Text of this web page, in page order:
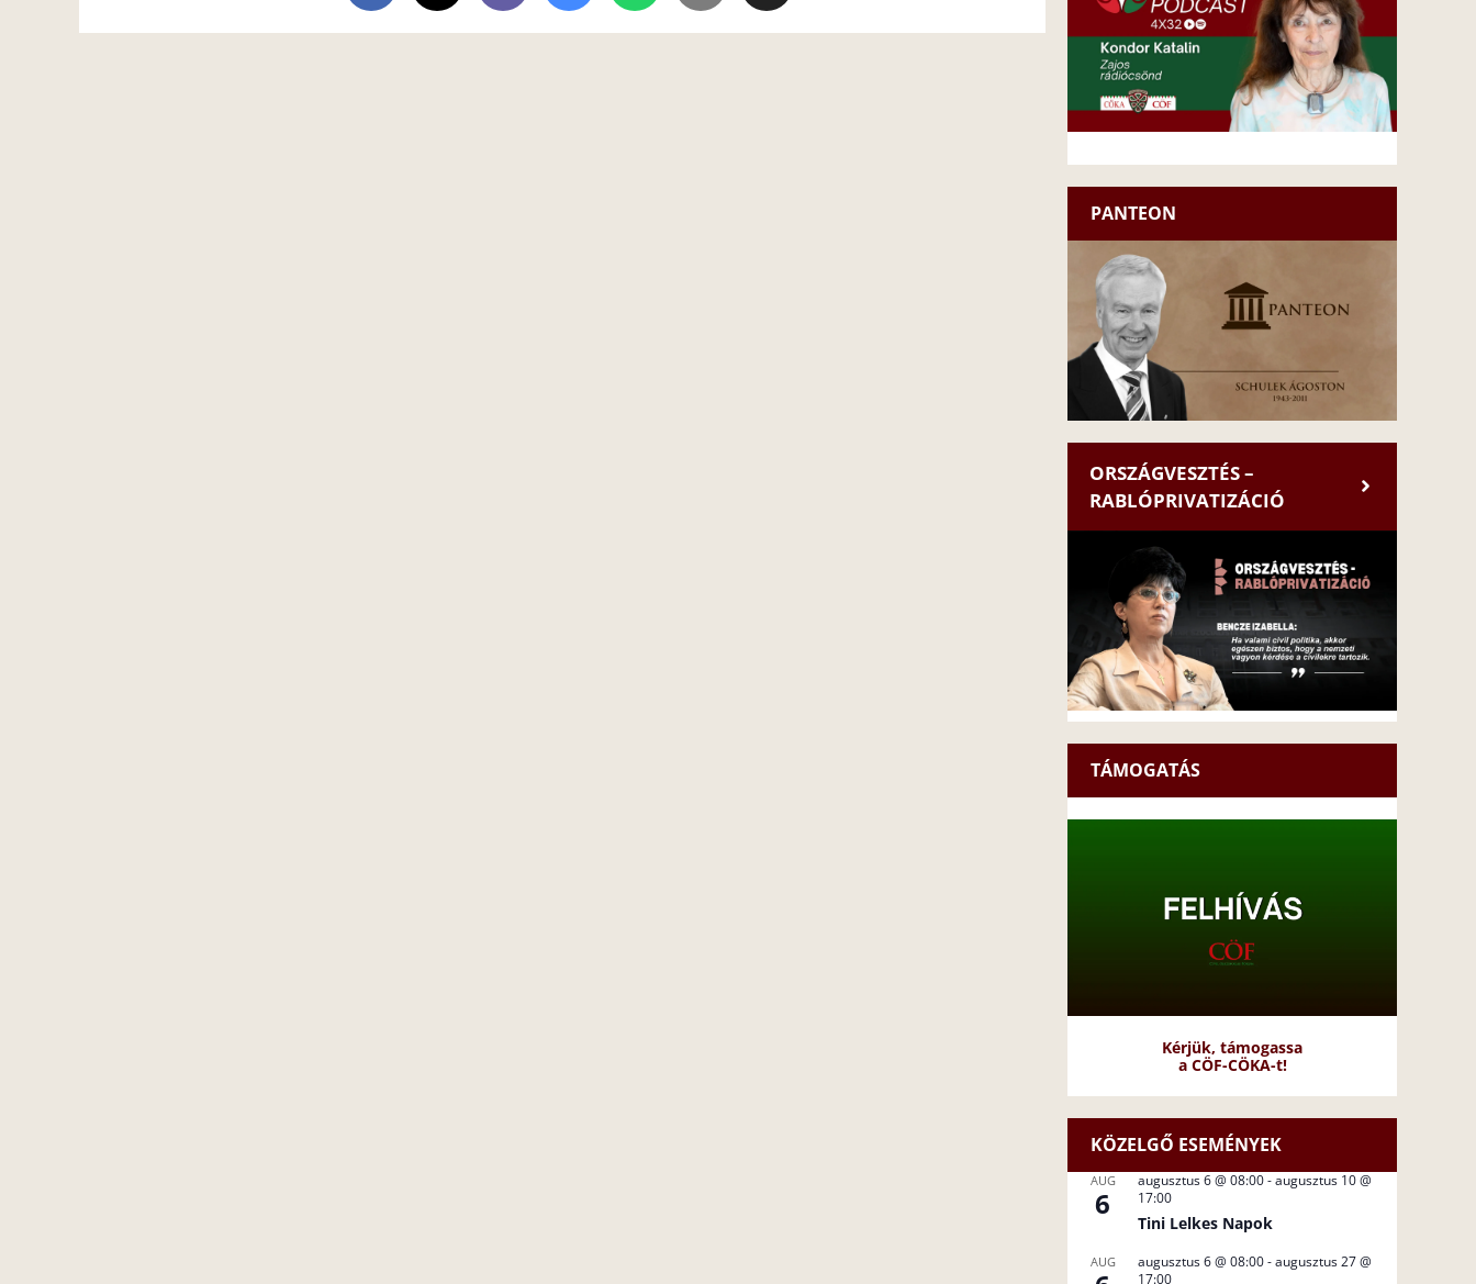
PANTEON
ORSZÁGVESZTÉS –
RABLÓPRIVATIZÁCIÓ
TÁMOGATÁS
Kérjük, támogassa
a CÖF-CÖKA-t!
KÖZELGŐ ESEMÉNYEK
AUG
6
augusztus 6 @ 08:00-augusztus 10 @
17:00
Tini Lelkes Napok
AUG augusztus 6 @ 08:00-augusztus 27 @
17:00